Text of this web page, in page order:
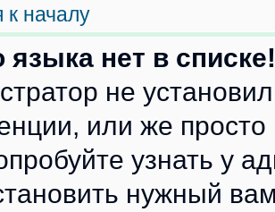
к началу
языка нет в списке!
не
или же
узнать у
нужный